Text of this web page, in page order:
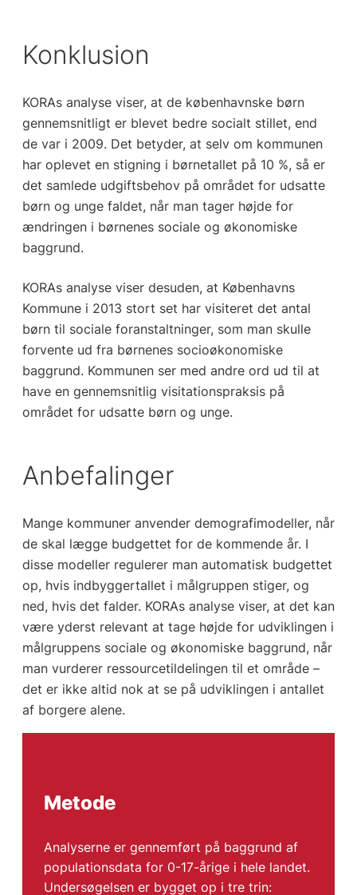
Konklusion
KORAs analyse viser, at de københavnske børn
gennemsnitligt er blevet bedre socialt stillet, end
de var i 2009. Det betyder, at selv om kommunen
har oplevet en stigning i børnetallet på 10 %, så er
det samlede udgiftsbehov på området for udsatte
børn og unge faldet, når man tager højde for
ændringen i børnenes sociale og økonomiske
baggrund.
KORAs analyse viser desuden, at Københavns
Kommune i 2013 stort set har visiteret det antal
børn til sociale foranstaltninger, som man skulle
forvente ud fra børnenes socioøkonomiske
baggrund. Kommunen ser med andre ord ud til at
have en gennemsnitlig visitationspraksis på
området for udsatte børn og unge.
Anbefalinger
Mange kommuner anvender demografimodeller, når
de skal lægge budgettet for de kommende år. I
disse modeller regulerer man automatisk budgettet
op, hvis indbyggertallet i målgruppen stiger, og
ned, hvis det falder. KORAs analyse viser, at det kan
være yderst relevant at tage højde for udviklingen i
målgruppens sociale og økonomiske baggrund, når
man vurderer ressourcetildelingen til et område –
det er ikke altid nok at se på udviklingen i antallet
af borgere alene.
Metode
Analyserne er gennemført på baggrund af
populationsdata for 0-17-årige i hele landet.
Undersøgelsen er bygget op i tre trin: